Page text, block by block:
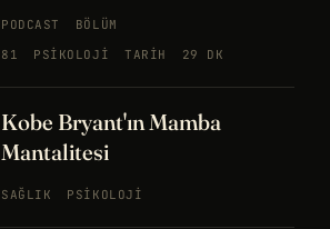
PODCAST
BÖLÜM
81
PSIKOLOJI TARIH 29 DK
Kobe Bryant'ın Mamba
Mantalitesi
SAĞLIK PSIKOLOJI